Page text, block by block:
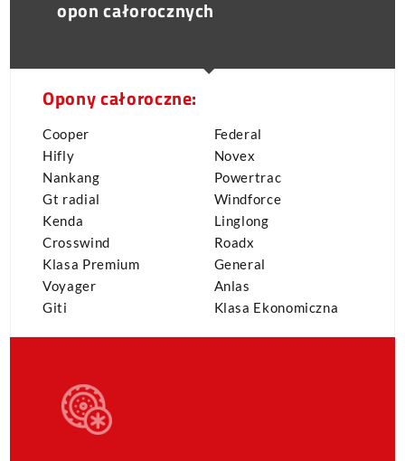
Opony całoroczne:
Cooper
Hifly
Nankang
Gt radial
Kenda
Crosswind
Klasa Premium
Voyager
Giti
Federal
Novex
Powertrac
Windforce
Linglong
Roadx
General
Anlas
Klasa Ekonomiczna
opon całorocznych